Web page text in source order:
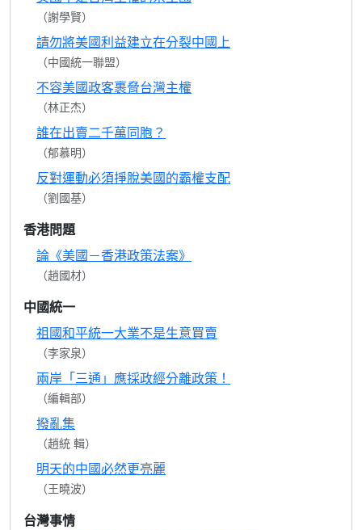
（謝學賢）
請勿將美國利益建立在分裂中國上
（中國統一聯盟）
不容美國政客裹脅台灣主權
（林正杰）
誰在出賣二千萬同胞？
（郁慕明）
反對運動必須掙脫美國的霸權支配
（劉國基）
香港問題
論《美國－香港政策法案》
（趙國材）
中國統一
祖國和平統一大業不是生意買賣
（李家泉）
兩岸「三通」應採政經分離政策！
（編輯部）
撥亂集
（趙統 輯）
明天的中國必然更亮麗
（王曉波）
台灣事情